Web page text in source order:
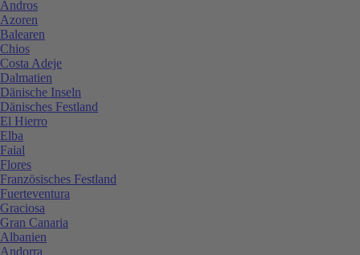
Andros
Azoren
Balearen
Chios
Costa Adeje
Dalmatien
Dänische Inseln
Dänisches Festland
El Hierro
Elba
Faial
Flores
Französisches Festland
Fuerteventura
Graciosa
Gran Canaria
Albanien
Andorra